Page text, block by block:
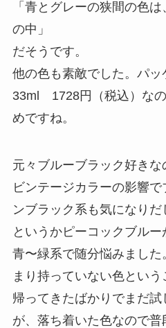
「青とグレーの狭間の色
の中」
だそうです。
他の色も素敵でした。パッ
33ml 1728円（税込）な
めですね。
元々ブルーブラック好き
ビンテージカラーの影響
ンブラック系も気になり
というかピーコックブル
青〜緑系で随分悩みまし
まり持っていない色という
帰ってきたばかりでまだ
が、落ち着いた色なので普